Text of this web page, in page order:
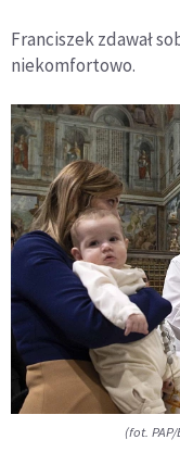
Franciszek zdawał
niekomfortowo.
(fot. PAP/